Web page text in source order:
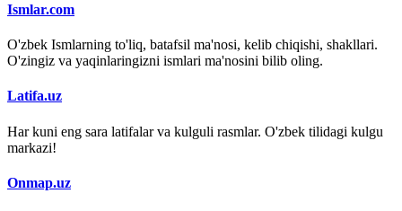
Ismlar.com
O'zbek Ismlarning to'liq, batafsil ma'nosi, kelib chiqishi, shakllari.
O'zingiz va yaqinlaringizni ismlari ma'nosini bilib oling.
Latifa.uz
Har kuni eng sara latifalar va kulguli rasmlar. O'zbek tilidagi kulgu
markazi!
Onmap.uz